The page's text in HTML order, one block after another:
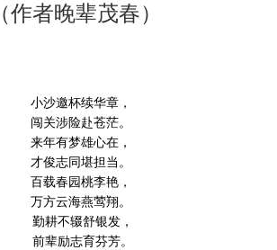
（作者晚辈茂春）
小沙邀杯续华章，
闯关涉险赴苍茫。
来年有梦雄心在，
才俊志同堪担当。
百载春园桃李艳，
万方云海燕莺翔。
勤耕不辍舒银发，
前辈励志育芬芳。